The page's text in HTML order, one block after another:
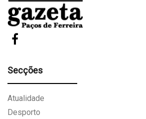
Secções
Atualidade
Desporto